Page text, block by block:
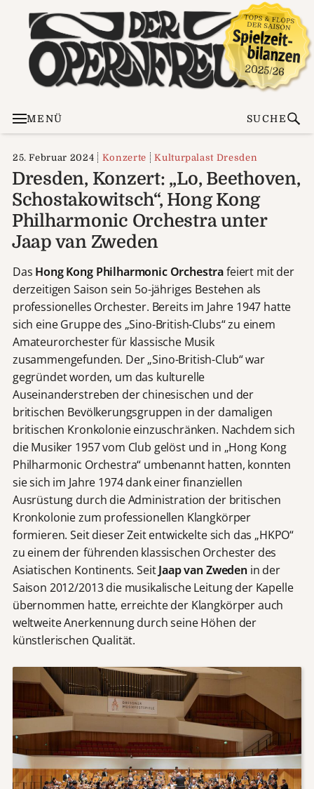
MENÜ SUCHE
25. Februar 2024 Konzerte Kulturpalast Dresden
Dresden, Konzert: „Lo, Beethoven,
Schostakowitsch“, Hong Kong
Philharmonic Orchestra unter
Jaap van Zweden
Das Hong Kong Philharmonic Orchestrafeiert mit der
derzeitigen Saison sein 5o-jähriges Bestehen als
professionelles Orchester. Bereits im Jahre 1947 hatte
sich eine Gruppe des „Sino-British-Clubs“ zu einem
Amateurorchester für klassische Musik
zusammengefunden. Der „Sino-British-Club“ war
gegründet worden, um das kulturelle
Auseinanderstreben der chinesischen und der
britischen Bevölkerungsgruppen in der damaligen
britischen Kronkolonie einzuschränken. Nachdem sich
die Musiker 1957 vom Club gelöst und in „Hong Kong
Philharmonic Orchestra“ umbenannt hatten, konnten
sie sich im Jahre 1974 dank einer finanziellen
Ausrüstung durch die Administration der britischen
Kronkolonie zum professionellen Klangkörper
formieren. Seit dieser Zeit entwickelte sich das „HKPO“
zu einem der führenden klassischen Orchester des
Asiatischen Kontinents. SeitJaap van Zwedenin der
Saison 2012/2013 die musikalische Leitung der Kapelle
übernommen hatte, erreichte der Klangkörper auch
weltweite Anerkennung durch seine Höhen der
künstlerischen Qualität.